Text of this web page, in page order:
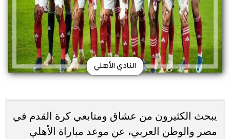
النادي الأهلي
يبحث الكثيرون من عشاق ومتابعي كرة القدم في
مصر والوطن العربي، عن موعد مباراة الأهلي